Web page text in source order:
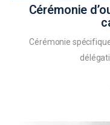
Cérémonie
Cérémonie